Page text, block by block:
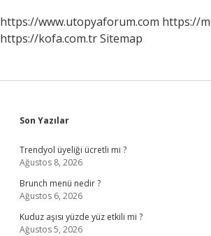
https://www.utopyaforum.com https://
https://kofa.com.trSitemap
Sidebar
Son Yazılar
Trendyol üyeliği ücretli mi ?
Ağustos 8, 2026
Brunch menü nedir ?
Ağustos 6, 2026
Kuduz aşısı yüzde yüz etkili mi ?
Ağustos 5, 2026